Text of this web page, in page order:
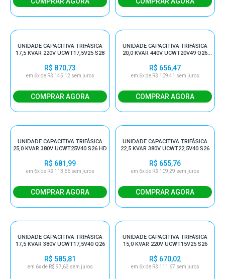
UNIDADE CAPACITIVA TRIFÁSICA
17,5 KVAR 220V UCWT17,5V25 S28
R$ 870,73
em 6x de R$ 145,12 sem juros
UNIDADE CAPACITIVA TRIFÁSICA
20,0 KVAR 440V UCWT20V49 Q26
R$ 656,47
em 6x de R$ 109,41 sem juros
UNIDADE CAPACITIVA TRIFÁSICA
25,0 KVAR 380V UCWT25V40 S26 HD
R$ 681,99
em 6x de R$ 113,66 sem juros
UNIDADE CAPACITIVA TRIFÁSICA
22,5 KVAR 380V UCWT22,5V40 S26
R$ 655,76
em 6x de R$ 109,29 sem juros
UNIDADE CAPACITIVA TRIFÁSICA
17,5 KVAR 380V UCWT17,5V40 Q26
R$ 585,81
em 6x de R$ 97,63 sem juros
UNIDADE CAPACITIVA TRIFÁSICA
15,0 KVAR 220V UCWT15V25 S26
R$ 670,02
em 6x de R$ 111,67 sem juros